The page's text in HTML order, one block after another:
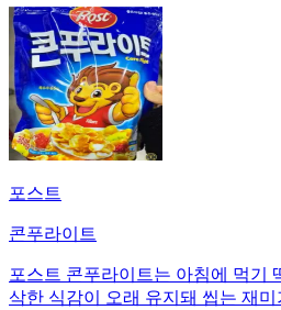
포스트
콘푸라이트
포스트 콘푸라이트는 아침에 먹기
삭한 식감이 오래 유지돼 씹는 재